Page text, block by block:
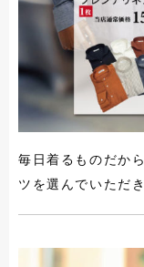
毎日着るものだか
ツを選んでいただ